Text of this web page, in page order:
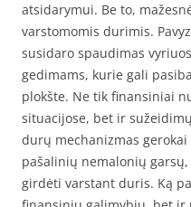
atsidarymui. Be to,
varstomomis durimis.
susidaro spaudimas
gedimams, kurie gali
plokšte. Ne tik finansiniai
situacijose, bet ir
durų mechanizmas
pašalinių nemalonių
girdėti varstant duris. Ką